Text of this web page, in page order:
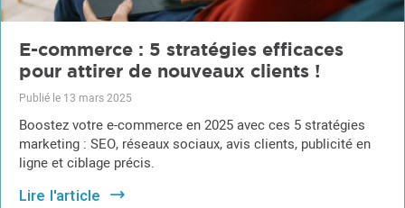
E-commerce : 5 stratégies efficaces
pour attirer de nouveaux clients !
Publié le 13 mars 2025
Boostez votre e-commerce en 2025 avec ces 5 stratégies
marketing : SEO, réseaux sociaux, avis clients, publicité en
ligne et ciblage précis.
Lire l'article